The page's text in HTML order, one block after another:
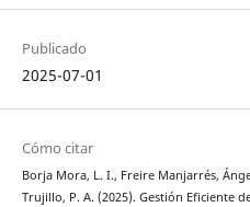
Publicado
2025-07-01
Cómo citar
Borja Mora, L. I., Freire Manjarrés,
Trujillo, P. A. (2025). Gestión Eficiente